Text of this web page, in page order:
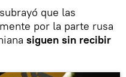
que las
por la parte rusa
siguen sin recibir